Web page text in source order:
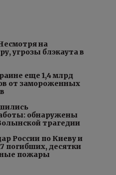
на
угрозы блэкаута в
еще 1,4 млрд
от замороженных
обнаружены
трагедии
России по Киеву и
погибших, десятки
пожары